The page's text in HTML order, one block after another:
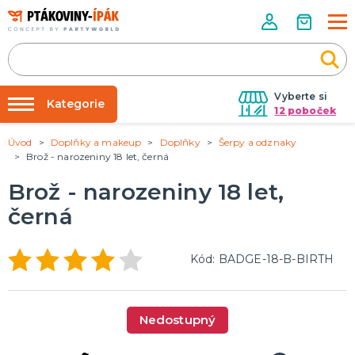
Vyberte si
12 poboček
Půjčovna kostýmů
Nafukování balónků
Prodejny
Rozvoz
Párty Blog
Kategorie
PÁRTY DOPLŇKY
Tématické párty
KARNEVALOVÉ KOSTÝMY
Kostýmy pro dospělé
Kostýmy pro děti
DOPLŇKY A MAKEUP
Úvod Doplňky a makeup Doplňky
Šerpy a odznaky
Brož - narozeniny 18 let, černá
Brož - narozeniny 18 let,
černá
Kód: BADGE-18-B-BIRTH
Nedostupný